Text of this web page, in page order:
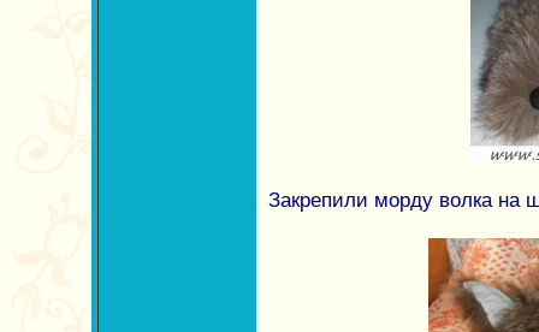
Закрепили морду волка на